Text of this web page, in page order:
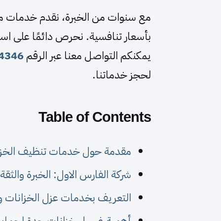
مع سنوات من الخبرة، نقدم خدمات
بأسعار تنافسية. نحرص دائمًا على
يمكنكم التواصل معنا عبر الرقم
لحجز خدماتنا.
Table of Contents
مقدمة حول خدمات تنظيف
شركة الفارس الاول: الخبرة
التعريف بخدمات عزل